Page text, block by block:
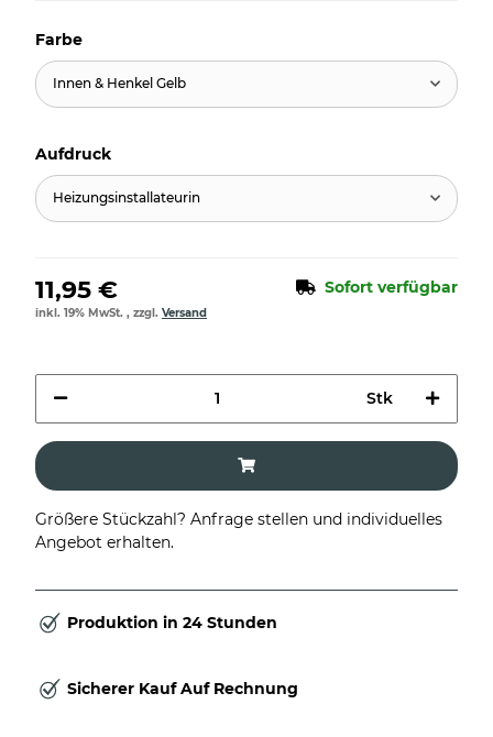
Farbe
Innen & Henkel Gelb
Aufdruck
Heizungsinstallateurin
11,95 € Sofort verfügbar
inkl. 19% MwSt. , zzgl. Versand
Stk
Größere Stückzahl? Anfrage stellen und individuelles
Angebot erhalten.
Produktion in 24 Stunden
Sicherer Kauf Auf Rechnung